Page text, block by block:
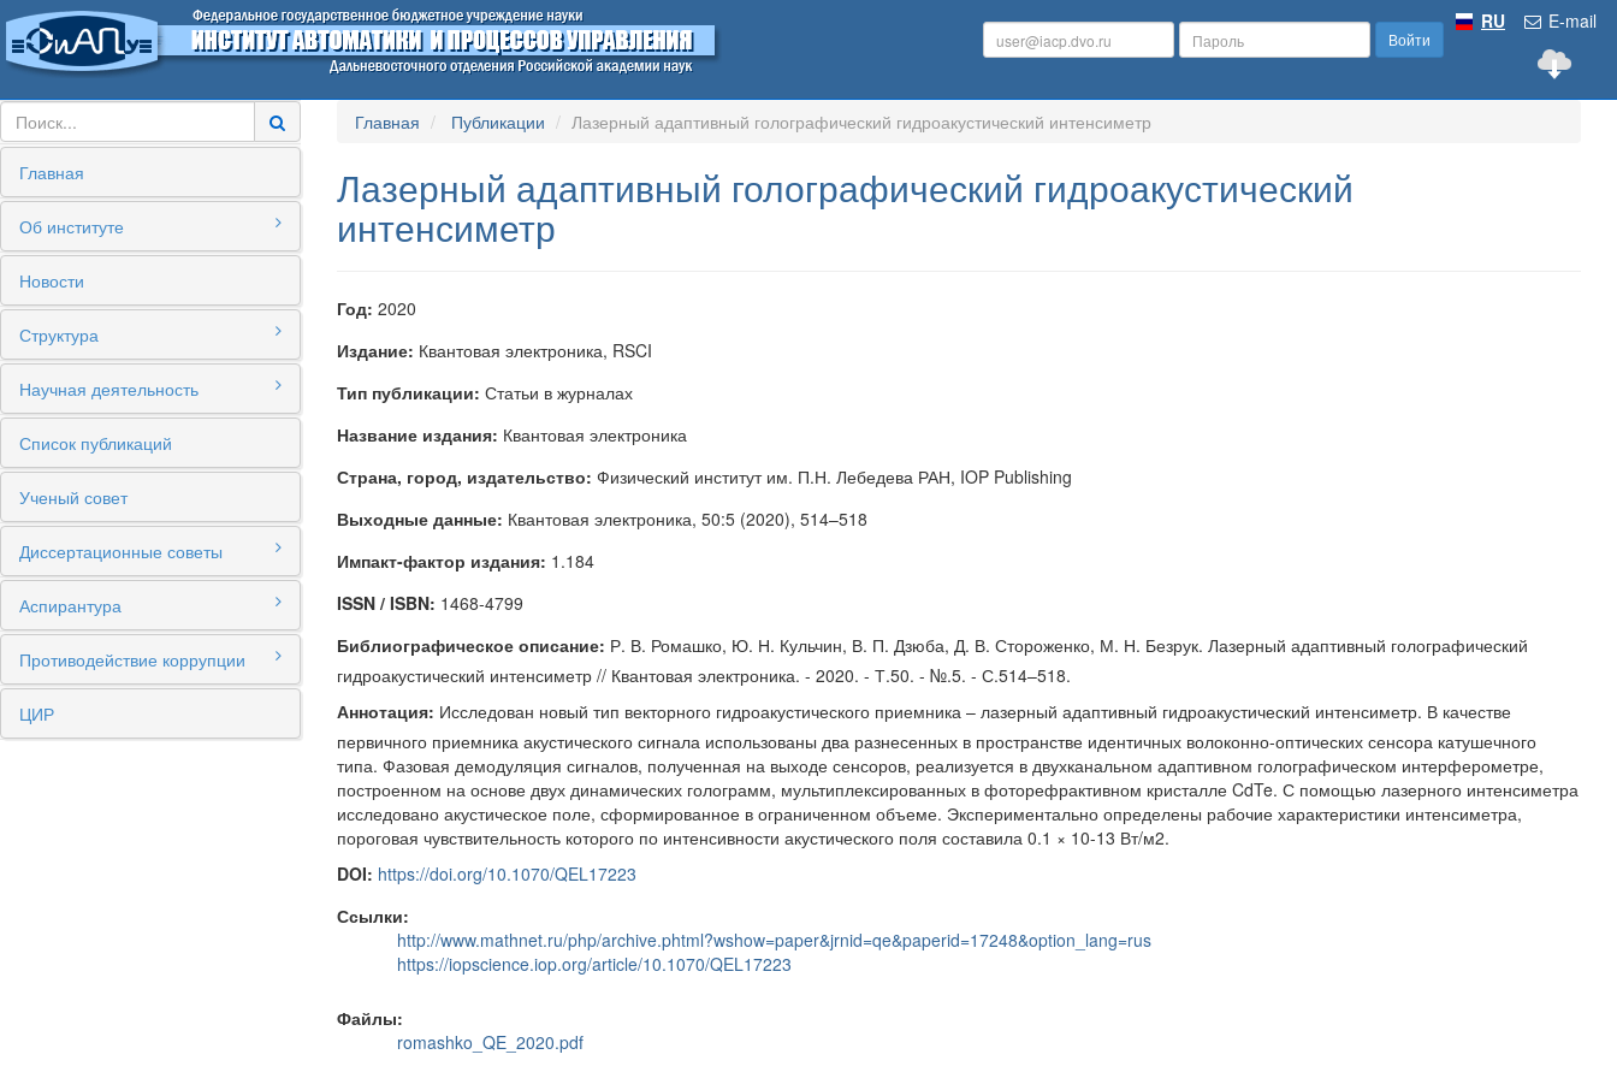
E-mail
RU
Войти
Главная
Об институте
Новости
Структура
Научная деятельность
Список публикаций
Ученый совет
Диссертационные советы
Аспирантура
Противодействие коррупции
ЦИР
Главная Публикации Лазерный адаптивный голографический гидроакустический интенсиметр
Лазерный адаптивный голографический гидроакустический
интенсиметр
Год: 2020
Издание: Квантовая электроника, RSCI
Тип публикации: Статьи в журналах
Название издания: Квантовая электроника
Страна, город, издательство: Физический институт им. П.Н. Лебедева РАН, IOP Publishing
Выходные данные: Квантовая электроника, 50:5 (2020), 514–518
Импакт-фактор издания: 1.184
ISSN / ISBN: 1468-4799
Библиографическое описание: Р. В. Ромашко, Ю. Н. Кульчин, В. П. Дзюба, Д. В. Стороженко, М. Н. Безрук. Лазерный адаптивный голографический
гидроакустический интенсиметр // Квантовая электроника. - 2020. - Т.50. - №.5. - С.514–518.
Аннотация: Исследован новый тип векторного гидроакустического приемника – лазерный адаптивный гидроакустический интенсиметр. В качестве
первичного приемника акустического сигнала использованы два разнесенных в пространстве идентичных волоконно-оптических сенсора катушечного
типа. Фазовая демодуляция сигналов, полученная на выходе сенсоров, реализуется в двухканальном адаптивном голографическом интерферометре,
построенном на основе двух динамических голограмм, мультиплексированных в фоторефрактивном кристалле CdTe. С помощью лазерного интенсиметра
исследовано акустическое поле, сформированное в ограниченном объеме. Экспериментально определены рабочие характеристики интенсиметра,
пороговая чувствительность которого по интенсивности акустического поля составила 0.1 × 10-13 Вт/м2.
DOI: https://doi.org/10.1070/QEL17223
Ссылки:
http://www.mathnet.ru/php/archive.phtml?wshow=paper&jrnid=qe&paperid=17248&option_lang=rus
https://iopscience.iop.org/article/10.1070/QEL17223
Файлы:
romashko_QE_2020.pdf